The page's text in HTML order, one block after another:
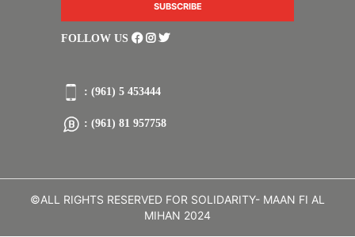
FOLLOW US
: (961) 5 453444
: (961) 81 957758
©ALL RIGHTS RESERVED FOR SOLIDARITY- MAAN FI AL
MIHAN 2024